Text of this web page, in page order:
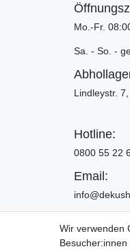
Mo.-Fr.
Sa. - So. -
Lindleystr.
Hotline:
0800 55 22
Email:
Wir verwenden